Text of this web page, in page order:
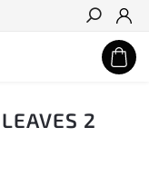
Hledat
2